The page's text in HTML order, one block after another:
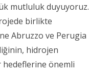
mutluluk duyuyoruz.
birlikte
Abruzzo ve Perugia
hidrojen
hedeflerine önemli